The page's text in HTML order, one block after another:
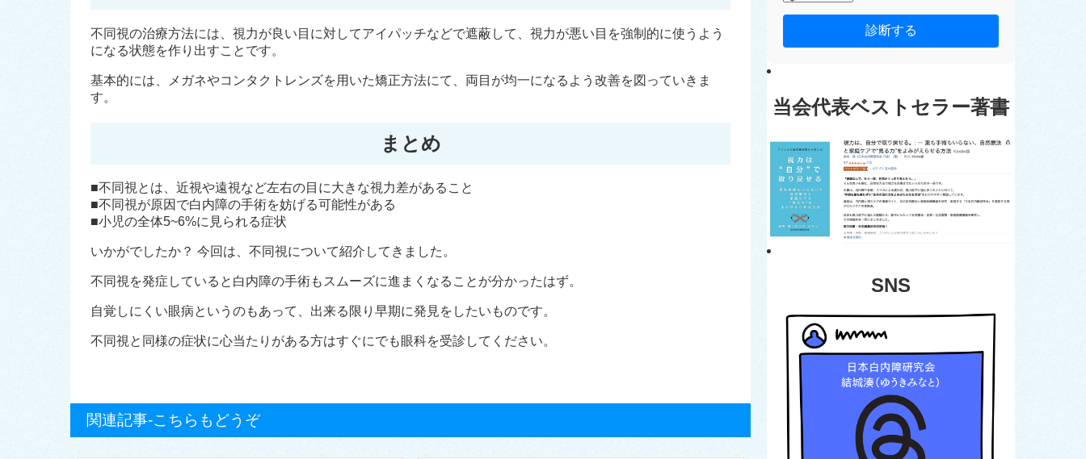
不同視の治療方法には、視力が良い目に対してアイパッチなどで遮蔽して、視力が悪い目を強制的に使うよう
になる状態を作り出すことです。
基本的には、メガネやコンタクトレンズを用いた矯正方法にて、両目が均一になるよう改善を図っていきま
す。
まとめ
■不同視とは、近視や遠視など左右の目に大きな視力差があること
■不同視が原因で白内障の手術を妨げる可能性がある
■小児の全体5~6%に見られる症状
いかがでしたか？ 今回は、不同視について紹介してきました。
不同視を発症していると白内障の手術もスムーズに進まくなることが分かったはず。
自覚しにくい眼病というのもあって、出来る限り早期に発見をしたいものです。
不同視と同様の症状に心当たりがある方はすぐにでも眼科を受診してください。
関連記事-こちらもどうぞ
診断する
当会代表ベストセラー著書
SNS